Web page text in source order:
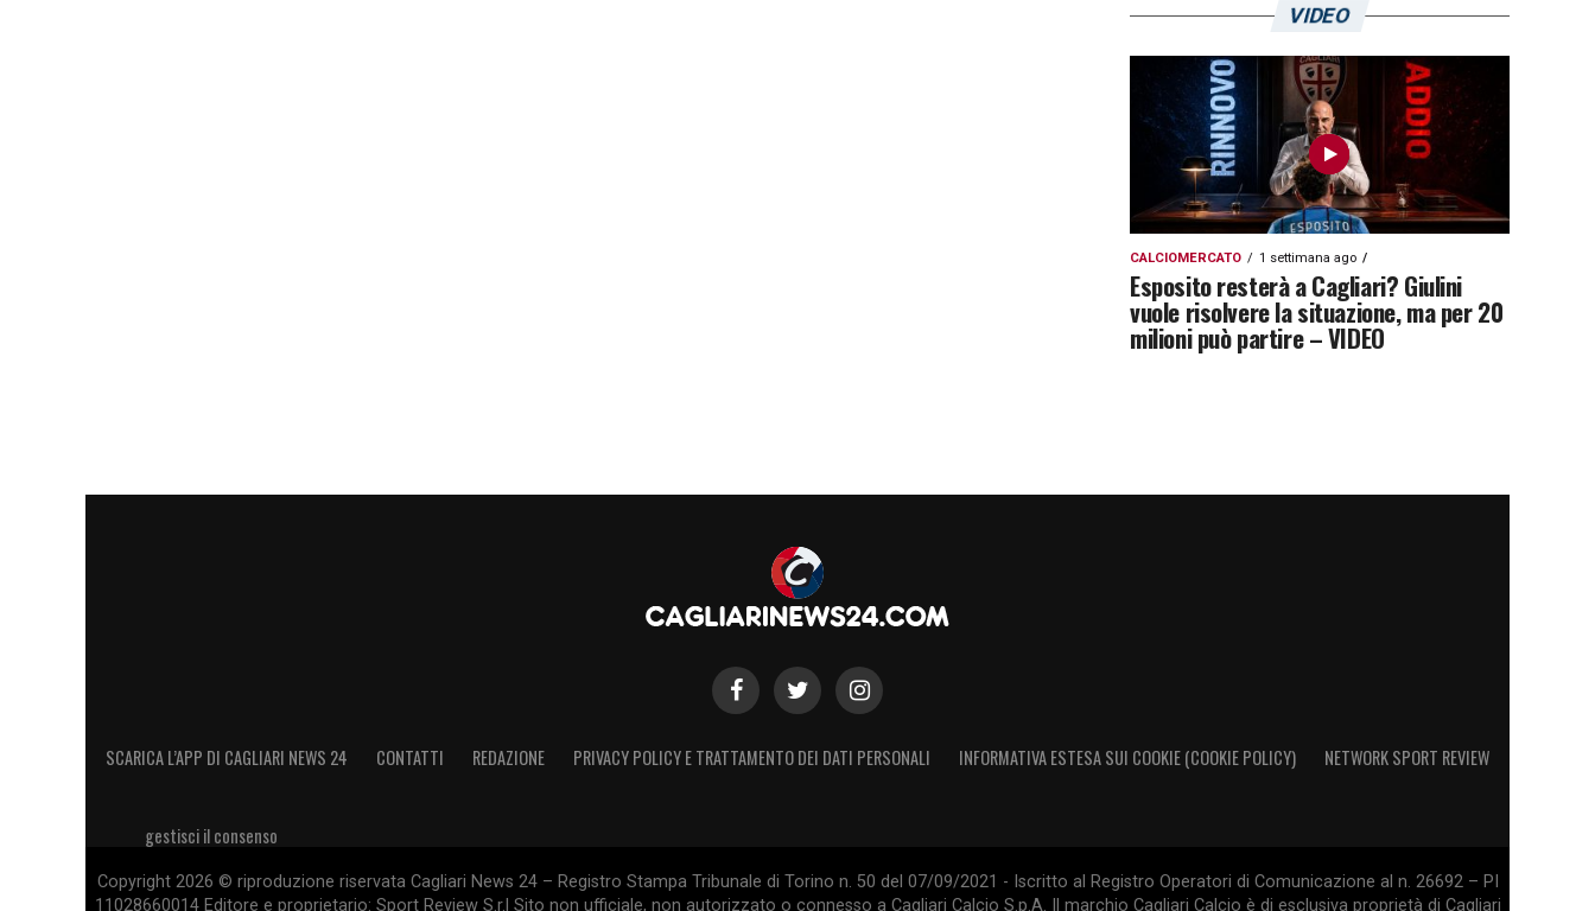
VIDEO
CALCIOMERCATO 1 settimana ago
Esposito resterà a Cagliari? Giulini
vuole risolvere la situazione, ma per 20
milioni può partire – VIDEO
SCARICA L’APP DI CAGLIARI NEWS 24 CONTATTI REDAZIONE PRIVACY POLICY E TRATTAMENTO DEI DATI PERSONALI INFORMATIVA ESTESA SUI COOKIE (COOKIE POLICY) NETWORK SPORT REVIEW
gestisci il consenso
Copyright 2026 © riproduzione riservata Cagliari News 24 – Registro Stampa Tribunale di Torino n. 50 del 07/09/2021 - Iscritto al Registro Operatori di Comunicazione al n. 26692 – PI
11028660014 Editore e proprietario: Sport Review S.r.l Sito non ufficiale, non autorizzato o connesso a Cagliari Calcio S.p.A. Il marchio Cagliari Calcio è di esclusiva proprietà di Cagliari